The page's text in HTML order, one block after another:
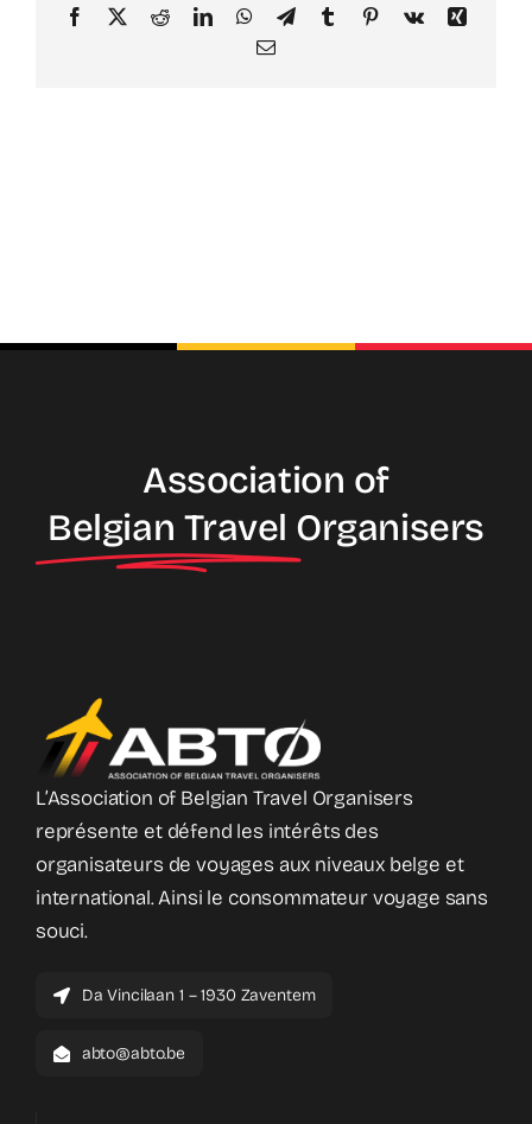
Facebook
X RedditLinkedInWhatsApp
TelegramTumblr PinterestVk
Xing
Email
Association of
Belgian Travel Organisers
L’Association of Belgian Travel Organisers
représente et défend les intérêts des
organisateurs de voyages aux niveaux belge et
international. Ainsi le consommateur voyage sans
souci.
Da Vincilaan 1 – 1930 Zaventem
abto@abto.be